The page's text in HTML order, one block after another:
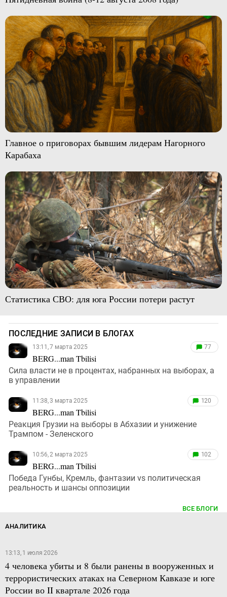
Главное о приговорах бывшим лидерам Нагорного
Карабаха
Статистика СВО: для юга России потери растут
ПОСЛЕДНИЕ ЗАПИСИ В БЛОГАХ
13:11, 7 марта 2025
BERG...man Tbilisi
77
Сила власти не в процентах, набранных на выборах, а
в управлении
11:38, 3 марта 2025
BERG...man Tbilisi
120
Реакция Грузии на выборы в Абхазии и унижение
Трампом - Зеленского
10:56, 2 марта 2025
BERG...man Tbilisi
102
Победа Гунбы, Кремль, фантазии vs политическая
реальность и шансы оппозиции
ВСЕ БЛОГИ
АНАЛИТИКА
13:13, 1 июля 2026
4 человека убиты и 8 были ранены в вооруженных и
террористических атаках на Северном Кавказе и юге
России во II квартале 2026 года